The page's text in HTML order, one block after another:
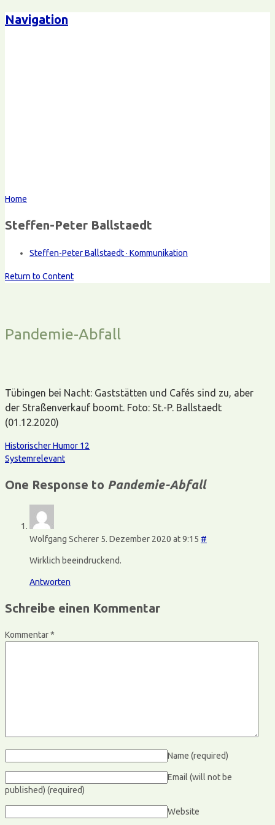
Navigation
Home
Steffen-Peter Ballstaedt
Steffen-Peter Ballstaedt · Kommunikation
Return to Content
Pandemie-Abfall
Tübingen bei Nacht: Gaststätten und Cafés sind zu, aber
der Straßenverkauf boomt. Foto: St.-P. Ballstaedt
(01.12.2020)
Historischer Humor 12
Systemrelevant
One Response to Pandemie-Abfall
Wolfgang Scherer 5. Dezember 2020 at 9:15 #
Wirklich beeindruckend.
Antworten
Schreibe einen Kommentar
Kommentar*
Name (required)
Email (will not be
published) (required)
Website